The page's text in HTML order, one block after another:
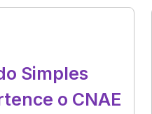
Simples
o CNAE